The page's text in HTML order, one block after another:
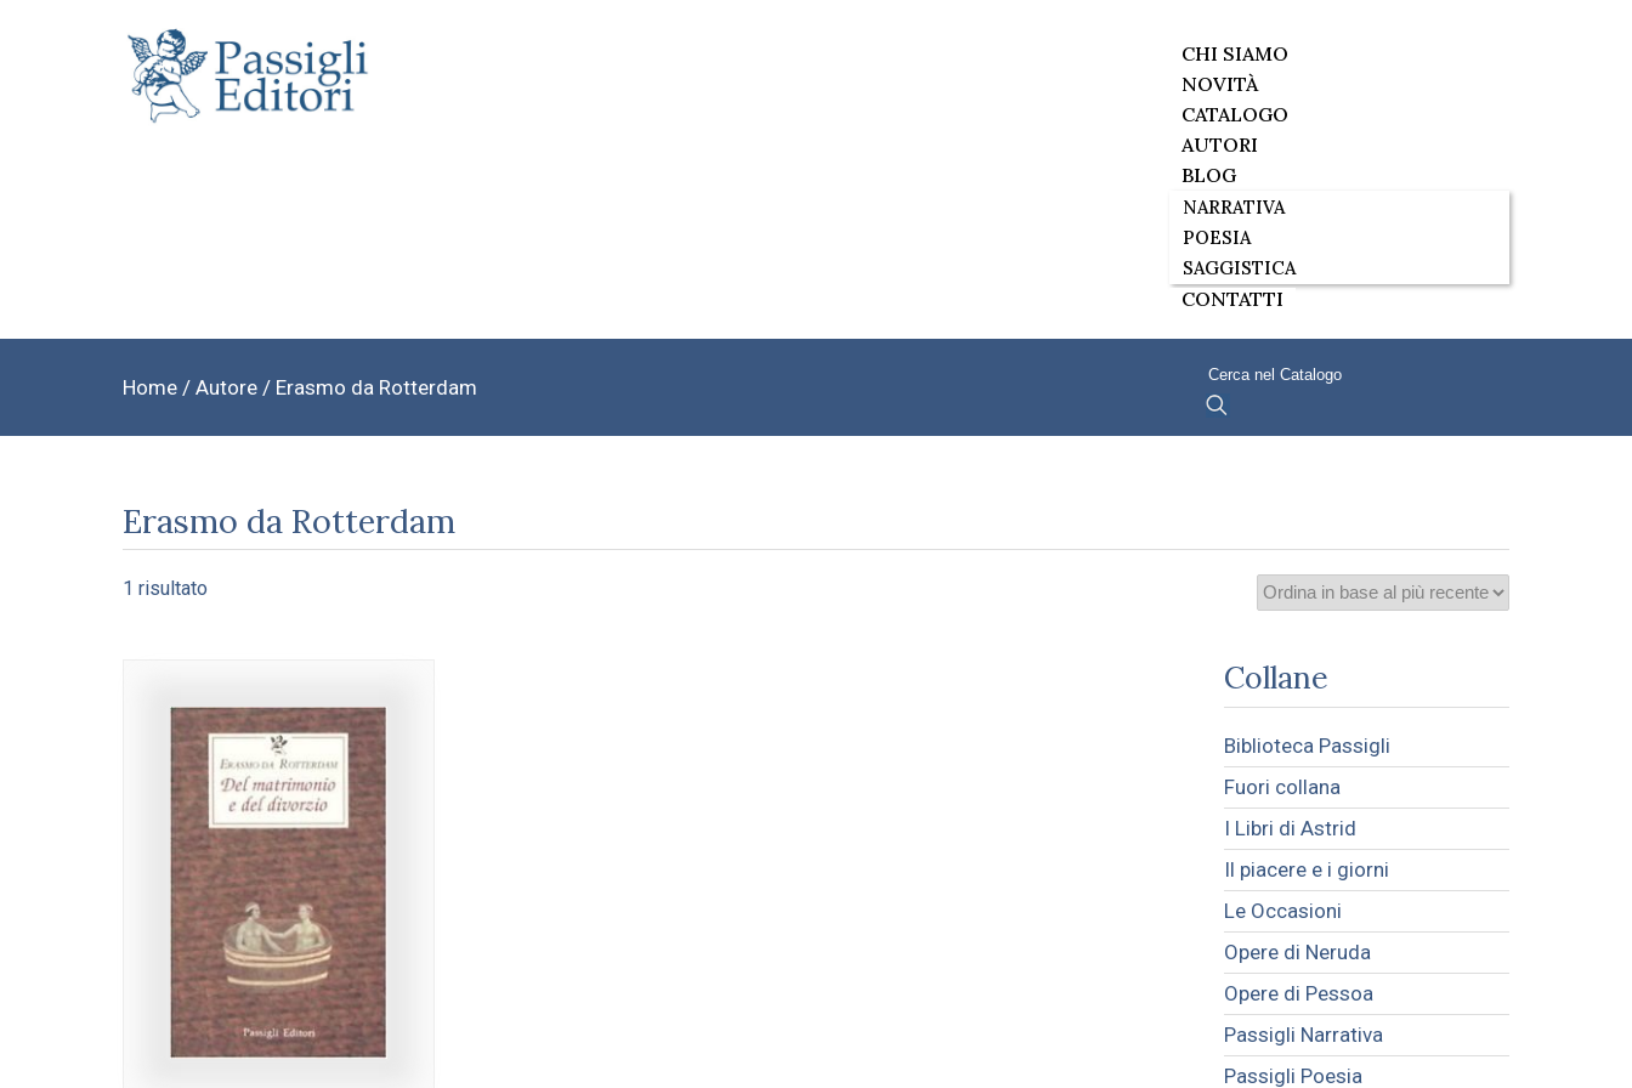
CHI SIAMO
NOVITÀ
CATALOGO
AUTORI
BLOG
NARRATIVA
POESIA
SAGGISTICA
CONTATTI
Home/ Autore / Erasmo da Rotterdam
Erasmo da Rotterdam
1 risultato
Collane
Biblioteca Passigli
Fuori collana
I Libri di Astrid
Il piacere e i giorni
Le Occasioni
Opere di Neruda
Opere di Pessoa
Passigli Narrativa
Passigli Poesia